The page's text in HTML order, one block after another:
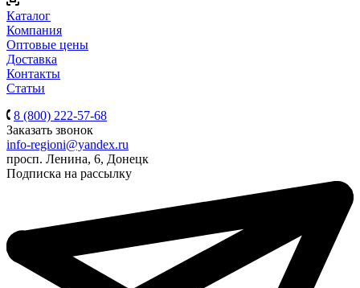
Каталог
Компания
Оптовые цены
Доставка
Контакты
Статьи
8 (800) 222-57-68
Заказать звонок
info-regioni@yandex.ru
просп. Ленина, 6, Донецк
Подписка на рассылку